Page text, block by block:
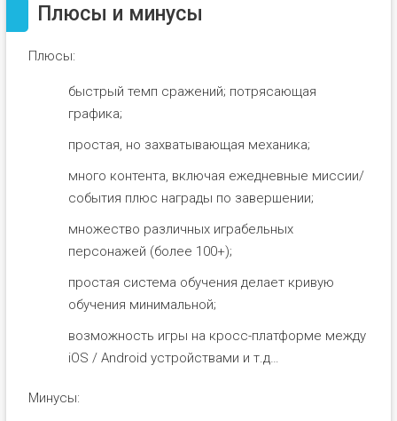
Плюсы и минусы
Плюсы:
быстрый темп сражений; потрясающая
графика;
простая, но захватывающая механика;
много контента, включая ежедневные миссии/
события плюс награды по завершении;
множество различных играбельных
персонажей (более 100+);
простая система обучения делает кривую
обучения минимальной;
возможность игры на кросс-платформе между
iOS / Android устройствами и т.д…
Минусы: